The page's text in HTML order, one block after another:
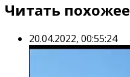
Читать похожее
20.04.2022, 00:55:24